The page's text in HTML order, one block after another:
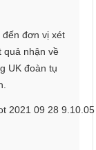
đơn vị xét
quả nhận về
UK đoàn tụ